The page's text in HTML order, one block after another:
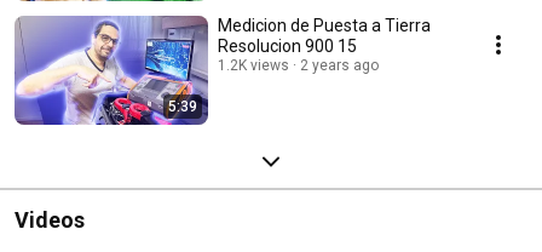
5:39
Medicion de Puesta a Tierra
Resolucion 900 15
1.2K views 2 years ago
Videos